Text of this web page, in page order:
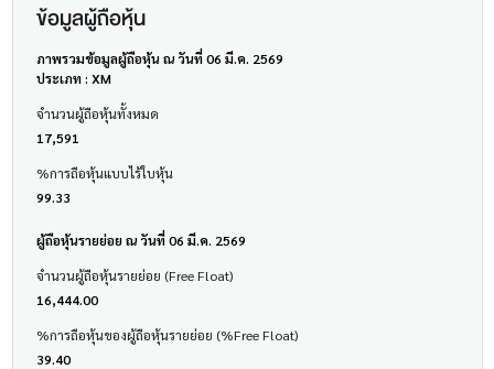
ข้อมูลผู้ถือหุ้น
ภาพรวมข้อมูลผู้ถือหุ้น ณ วันที่ 06 มี.ค. 2569
ประเภท : XM
จำนวนผู้ถือหุ้นทั้งหมด
17,591
%การถือหุ้นแบบไร้ใบหุ้น
99.33
ผู้ถือหุ้นรายย่อย ณ วันที่ 06 มี.ค. 2569
จำนวนผู้ถือหุ้นรายย่อย (Free Float)
16,444.00
%การถือหุ้นของผู้ถือหุ้นรายย่อย (%Free Float)
39.40